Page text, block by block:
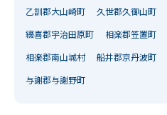
乙訓郡大山崎町 久世郡久御山町
綴喜郡宇治田原町 相楽郡笠置町
相楽郡南山城村 船井郡京丹波町
与謝郡与謝野町